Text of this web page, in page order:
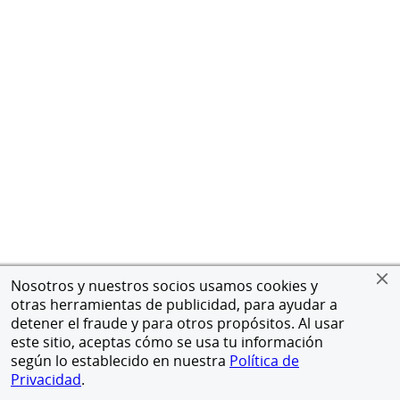
Nosotros y nuestros socios usamos cookies y
otras herramientas de publicidad, para ayudar a
detener el fraude y para otros propósitos. Al usar
este sitio, aceptas cómo se usa tu información
según lo establecido en nuestra Política de
Privacidad.